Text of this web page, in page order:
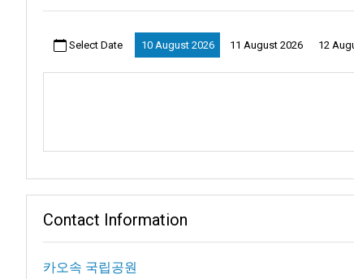
이곳은 단순히 눈으로 즐기는 아름다움만 있는 것이 아니라, 야
카오 속 국립공원에서는 교통편도 편리합니다. 공원 내에 위치
현지 탐험을 원하는 분들을 위해 전통적인 롱테일보트도 이용
Select Date 10 August 2026 11 August 2026 12
Contact Information
카오속 국립공원